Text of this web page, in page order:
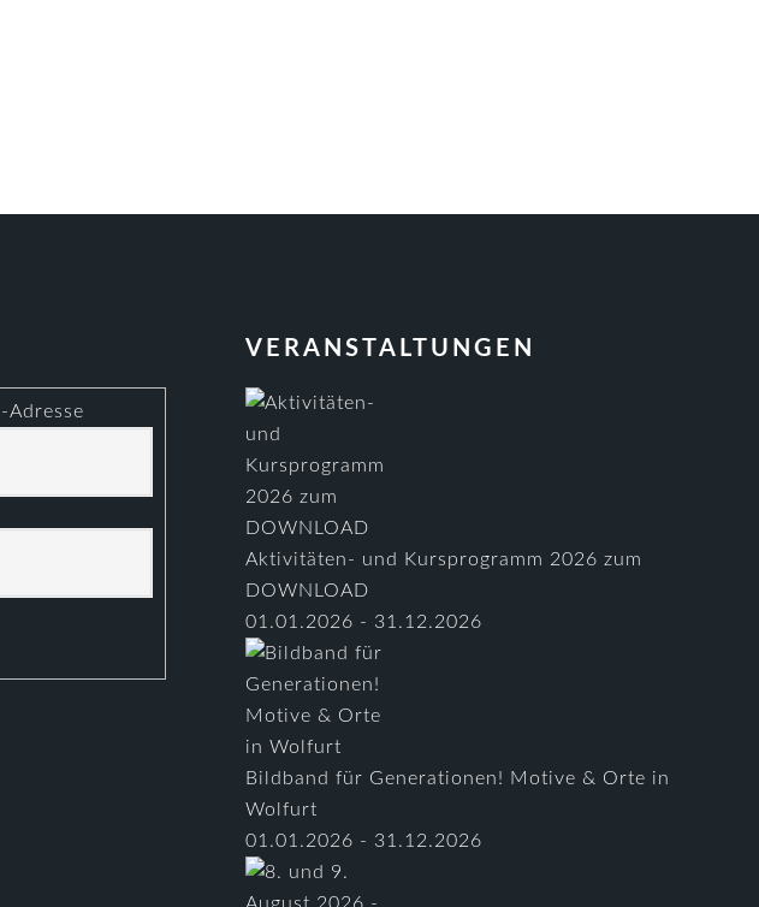
Adresse
VERANSTALTUNGEN
Aktivitäten- und Kursprogramm 2026 zum
DOWNLOAD
01.01.2026 - 31.12.2026
Bildband für Generationen! Motive & Orte in
Wolfurt
01.01.2026 - 31.12.2026